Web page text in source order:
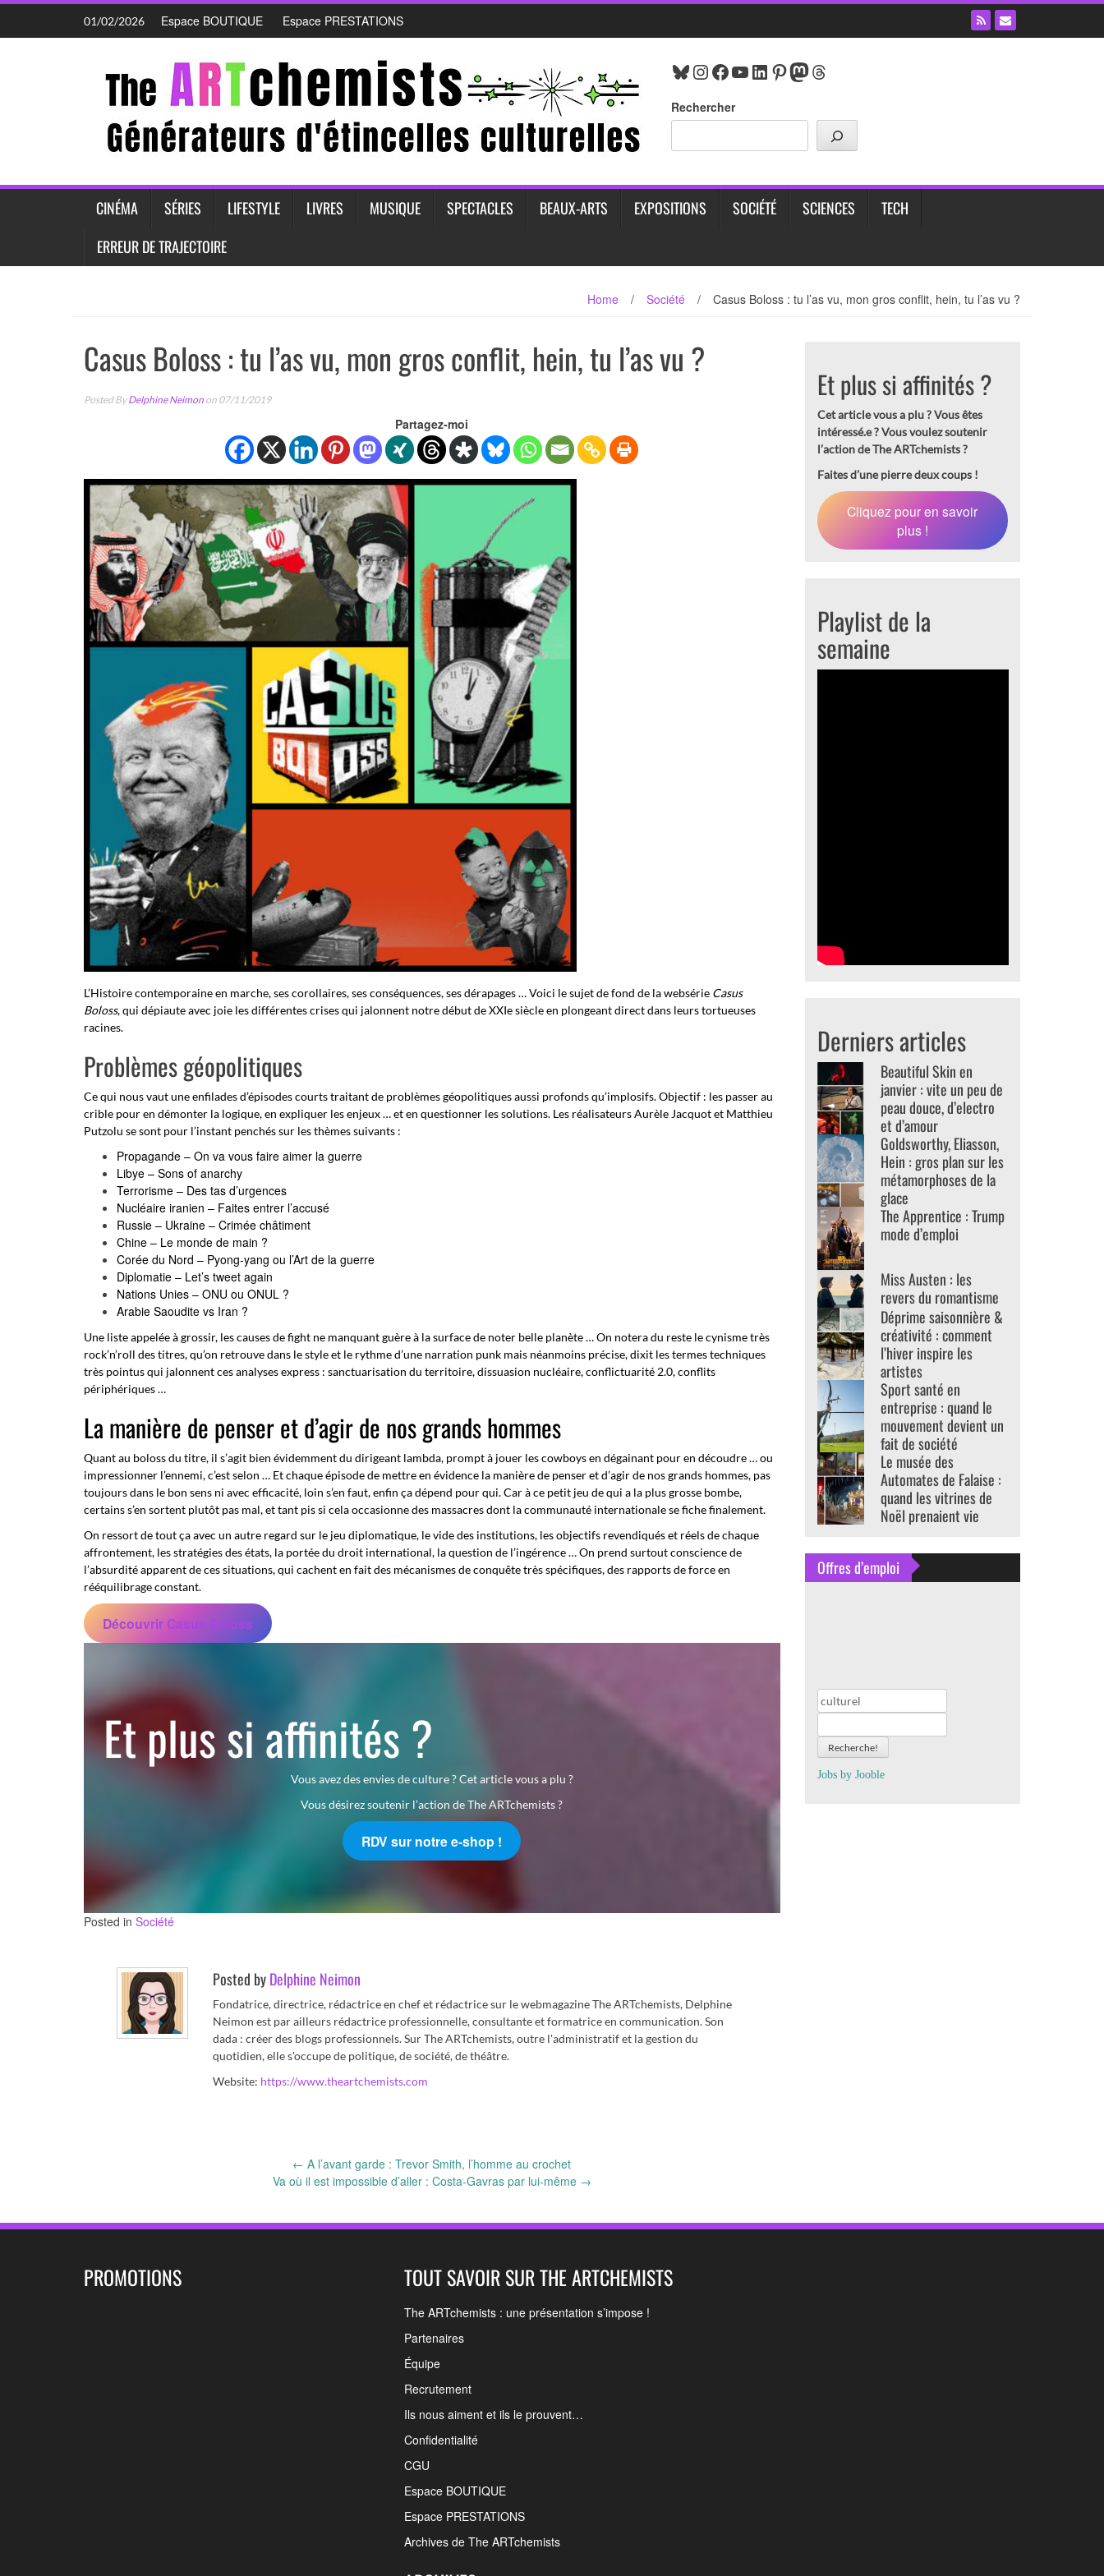
Skip
content
01/02/2026 Espace BOUTIQUE Espace PRESTATIONS
Bluesky
Instagram
Facebook
YouTube
LinkedIn
Pinterest
Mastodon
Threads
Rechercher
CINÉMA SÉRIES LIFESTYLE LIVRES MUSIQUE SPECTACLES BEAUX-ARTS EXPOSITIONS SOCIÉTÉ SCIENCES
TECH
ERREUR DE TRAJECTOIRE
Home / Société / Casus Boloss : tu l’as vu, mon gros conflit, hein, tu l’as vu ?
Casus Boloss : tu l’as vu, mon gros conflit, hein, tu l’as vu ?
Posted ByDelphine Neimon on 07/11/2019
Partagez-moi
L’Histoire contemporaine en marche, ses corollaires, ses conséquences, ses dérapages … Voici le sujet de fond de la websérie Casus
Boloss, qui dépiaute avec joie les différentes crises qui jalonnent notre début de XXIe siècle en plongeant direct dans leurs tortueuses
racines.
Problèmes géopolitiques
Ce qui nous vaut une enfilades d’épisodes courts traitant de problèmes géopolitiques aussi profonds qu’implosifs. Objectif : les passer au
crible pour en démonter la logique, en expliquer les enjeux … et en questionner les solutions. Les réalisateurs Aurèle Jacquot et Matthieu
Putzolu se sont pour l’instant penchés sur les thèmes suivants :
Propagande – On va vous faire aimer la guerre
Libye – Sons of anarchy
Terrorisme – Des tas d’urgences
Nucléaire iranien – Faites entrer l’accusé
Russie – Ukraine – Crimée châtiment
Chine – Le monde de main ?
Corée du Nord – Pyong-yang ou l’Art de la guerre
Diplomatie – Let’s tweet again
Nations Unies – ONU ou ONUL ?
Arabie Saoudite vs Iran ?
Une liste appelée à grossir, les causes de fight ne manquant guère à la surface de noter belle planète … On notera du reste le cynisme très
rock’n’roll des titres, qu’on retrouve dans le style et le rythme d’une narration punk mais néanmoins précise, dixit les termes techniques
très pointus qui jalonnent ces analyses express : sanctuarisation du territoire, dissuasion nucléaire, conflictuarité 2.0, conflits
périphériques …
La manière de penser et d’agir de nos grands hommes
Quant au boloss du titre, il s’agit bien évidemment du dirigeant lambda, prompt à jouer les cowboys en dégainant pour en découdre … ou
impressionner l’ennemi, c’est selon … Et chaque épisode de mettre en évidence la manière de penser et d’agir de nos grands hommes, pas
toujours dans le bon sens ni avec efficacité, loin s’en faut, enfin ça dépend pour qui. Car à ce petit jeu de qui a la plus grosse bombe,
certains s’en sortent plutôt pas mal, et tant pis si cela occasionne des massacres dont la communauté internationale se fiche finalement.
On ressort de tout ça avec un autre regard sur le jeu diplomatique, le vide des institutions, les objectifs revendiqués et réels de chaque
affrontement, les stratégies des états, la portée du droit international, la question de l’ingérence … On prend surtout conscience de
l’absurdité apparent de ces situations, qui cachent en fait des mécanismes de conquête très spécifiques, des rapports de force en
rééquilibrage constant.
Découvrir Casus Boloss
Et plus si affinités ?
Vous avez des envies de culture ? Cet article vous a plu ?
Vous désirez soutenir l’action de The ARTchemists ?
RDV sur notre e-shop !
Posted in Société
Posted byDelphine Neimon
Fondatrice, directrice, rédactrice en chef et rédactrice sur le webmagazine The ARTchemists, Delphine
Neimon est par ailleurs rédactrice professionnelle, consultante et formatrice en communication. Son
dada : créer des blogs professionnels. Sur The ARTchemists, outre l'administratif et la gestion du
quotidien, elle s'occupe de politique, de société, de théâtre.
Website: https://www.theartchemists.com
← A l’avant garde : Trevor Smith, l’homme au crochet
Va où il est impossible d’aller : Costa-Gavras par lui-même →
Et plus si affinités ?
Cet article vous a plu ? Vous êtes
intéressé.e ? Vous voulez soutenir
l’action de The ARTchemists ?
Faites d’une pierre deux coups !
Cliquez pour en savoir
plus !
Playlist de la
semaine
Derniers articles
Beautiful Skin en
janvier : vite un peu de
peau douce, d’electro
et d’amour
Goldsworthy, Eliasson,
Hein : gros plan sur les
métamorphoses de la
glace
The Apprentice : Trump
mode d’emploi
Miss Austen : les
revers du romantisme
Déprime saisonnière &
créativité : comment
l’hiver inspire les
artistes
Sport santé en
entreprise : quand le
mouvement devient un
fait de société
Le musée des
Automates de Falaise :
quand les vitrines de
Noël prenaient vie
Offres d’emploi
Recherche!
Jobs by Jooble
PROMOTIONS TOUT SAVOIR SUR THE ARTCHEMISTS
The ARTchemists : une présentation s’impose !
Partenaires
Équipe
Recrutement
Ils nous aiment et ils le prouvent…
Confidentialité
CGU
Espace BOUTIQUE
Espace PRESTATIONS
Archives de The ARTchemists